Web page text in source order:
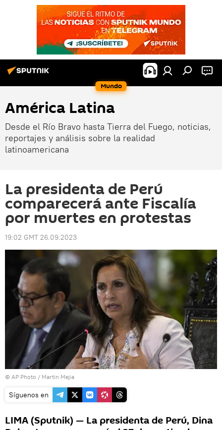
Mundo
América Latina
Desde el Río Bravo hasta Tierra del Fuego, noticias,
reportajes y análisis sobre la realidad
latinoamericana
La presidenta de Perú
comparecerá ante Fiscalía
por muertes en protestas
19:02 GMT 26.09.2023
© AP Photo / Martin Mejia
Síguenos en
LIMA (Sputnik) — La presidenta de Perú, Dina